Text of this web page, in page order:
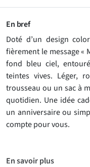
En bref
Doté d’un design
fièrement le message «
fond bleu ciel,
teintes vives. Léger,
trousseau ou un sac à
quotidien. Une idée
un anniversaire ou
compte pour vous.
En savoir plus